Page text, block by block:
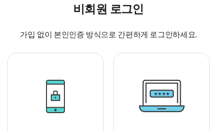
비회원 로그인
가입 없이 본인인증 방식으로 간편하게 로그인하세요.